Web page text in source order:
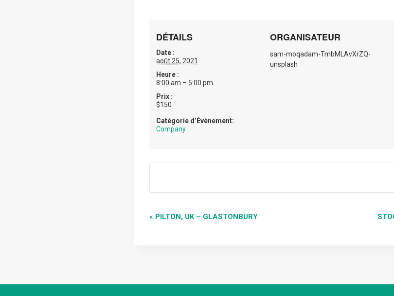
DÉTAILS
Date :
août 25, 2021
Heure :
8:00 am – 5:00 pm
Prix :
$150
Catégorie d’Évènement:
Company
ORGANISATEUR
sam-moqadam-TmbMLAvXrZQ-
unsplash
NAVIGATION
« PILTON, UK – GLASTONBURY